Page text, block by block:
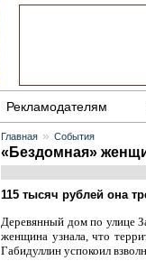
Рекламодателям
Главная » События
«Бездомная»
115 тысяч рублей она
Деревянный дом по улице
женщина узнала, что
Габидуллин успокоил